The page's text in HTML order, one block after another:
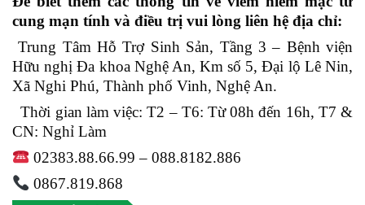
cung mạn tính và điều trị vui lòng liên hệ địa chỉ:
Trung Tâm Hỗ Trợ Sinh Sản, Tầng 3 – Bệnh viện
Hữu nghị Đa khoa Nghệ An, Km số 5, Đại lộ Lê Nin,
Xã Nghi Phú, Thành phố Vinh, Nghệ An.
Thời gian làm việc:T2 – T6: Từ 08h đến 16h, T7 &
CN: Nghỉ Làm
02383.88.66.99 – 088.8182.886
0867.819.868